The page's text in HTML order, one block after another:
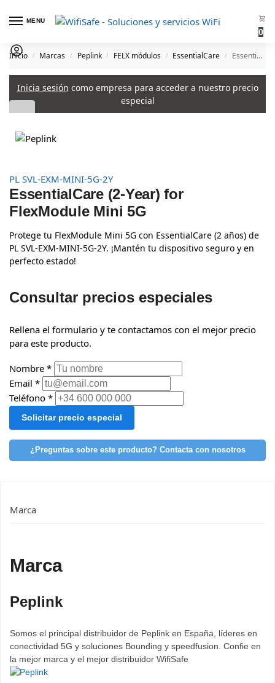
MENU
0
Inicio / Marcas / Peplink / FELX módulos / EssentialCare / EssentialCare (2-Year) for FlexModule Mini 5G
Inicia sesión como empresa para acceder a nuestro precio
especial
PL SVL-EXM-MINI-5G-2Y
EssentialCare (2-Year) for
FlexModule Mini 5G
Protege tu FlexModule Mini 5G con EssentialCare (2 años) de
PL SVL-EXM-MINI-5G-2Y. ¡Mantén tu dispositivo seguro y en
perfecto estado!
Consultar precios especiales
Rellena el formulario y te contactamos con el mejor precio
para este producto.
Nombre *
Email *
Teléfono *
Solicitar precio especial
¿Preguntas sobre este producto? Contacta con nosotros
Marca
Marca
Peplink
Somos el principal distribuidor de Peplink en España, líderes en
conectividad 5G y soluciones Bounding y speedfusion. Confie en
la mejor marca y el mejor distribuidor WifiSafe